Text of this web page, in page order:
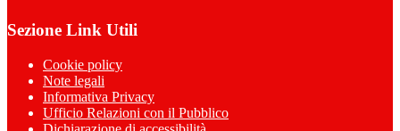
Sezione Link Utili
Cookie policy
Note legali
Informativa Privacy
Ufficio Relazioni con il Pubblico